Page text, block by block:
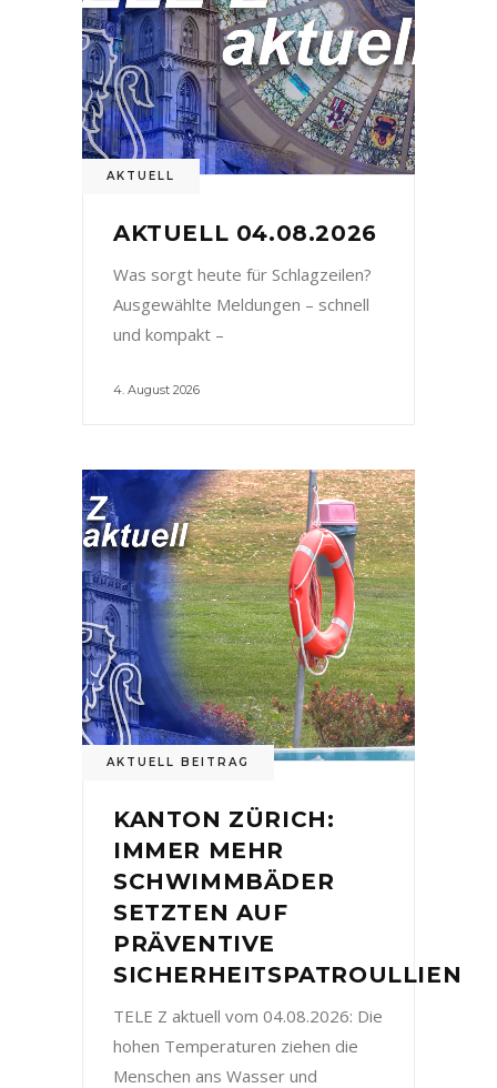
AKTUELL
AKTUELL 04.08.2026
Was sorgt heute für Schlagzeilen?
Ausgewählte Meldungen – schnell
und kompakt –
4. August 2026
AKTUELL BEITRAG
KANTON ZÜRICH:
IMMER MEHR
SCHWIMMBÄDER
SETZTEN AUF
PRÄVENTIVE
SICHERHEITSPATROULLIEN
TELE Z aktuell vom 04.08.2026: Die
hohen Temperaturen ziehen die
Menschen ans Wasser und